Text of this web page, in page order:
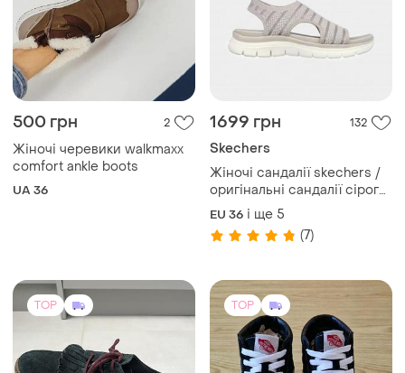
500 грн 2
Жіночі черевики walkmaxx
comfort ankle boots
UA 36
1699 грн 132
Skechers
Жіночі сандалії skechers /
оригінальні сандалії сірого
кольору
EU 36 і ще 5
(7)
TOP TOP